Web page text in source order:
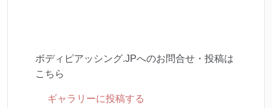
ボディピアッシング.JPへのお問合せ・投稿は
こちら
ギャラリーに投稿する